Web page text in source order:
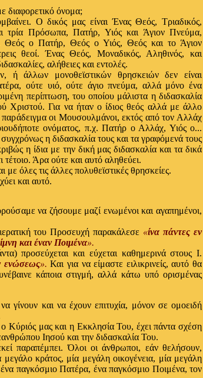
διαφορετικό όνομα;
Ο δικός μας είναι Ένας Θεός, Τριαδικός,
τρία Πρόσωπα, Πατήρ, Υιός και Άγιον Πνεύμα,
Θεός ο Πατήρ, Θεός ο Υιός, Θεός και το Άγιον
θεοί. Ένας Θεός, Μοναδικός, Αληθινός, και
αλήθειες και εντολές.
άλλων μονοθεϊστικών θρησκειών δεν είναι
ούτε υιό, ούτε άγιο πνεύμα, αλλά μόνο ένα
περίπτωση, του οποίου μάλιστα η διδασκαλία
Χριστού. Για να ήταν ο ίδιος θεός αλλά με άλλο
οι Μουσουλμάνοι, εκτός από τον Αλλάχ
ονόματος, π.χ. Πατήρ ο Αλλάχ, Υιός ο...
η διδασκαλία τους και τα γραφόμενά τους
η ίδια με την δική μας διδασκαλία και τα δικά
τέτοιο. Άρα ούτε και αυτό αληθεύει.
με όλες τις άλλες πολυθεϊστικές θρησκείες.
και αυτό.
να ζήσουμε μαζί ενωμένοι και αγαπημένοι,
του Προσευχή παρακάλεσε «ίνα πάντες εν
και έναν Ποιμένα».
προσεύχεται και εύχεται καθημερινά στους Ι.
ενώσεως». Και για να είμαστε ειλικρινείς, αυτό θα
κάποια στιγμή, αλλά κάτω υπό ορισμένας
γίνουν και να έχουν επιτυχία, μόνον σε ομοειδή
Κύριός μας και η Εκκλησία Του, έχει πάντα σχέση
Ιησού και την διδασκαλία Του.
παραπέμπει. Όλοι οι άνθρωποι, εάν θελήσουν,
μεγάλο κράτος, μία μεγάλη οικογένεια, μία μεγάλη
παγκόσμιο Πατέρα, ένα παγκόσμιο Ποιμένα, τον